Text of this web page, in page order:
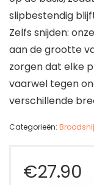
slipbestendig
Zelfs snijden:
aan de grootte
zorgen dat elke
vaarwel tegen
verschillende
Categorieën:
€27.90